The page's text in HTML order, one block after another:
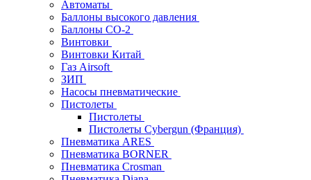
Автоматы
Баллоны высокого давления
Баллоны СО-2
Винтовки
Винтовки Китай
Газ Airsoft
ЗИП
Насосы пневматические
Пистолеты
Пистолеты
Пистолеты Cybergun (Франция)
Пневматика ARES
Пневматика BORNER
Пневматика Crosman